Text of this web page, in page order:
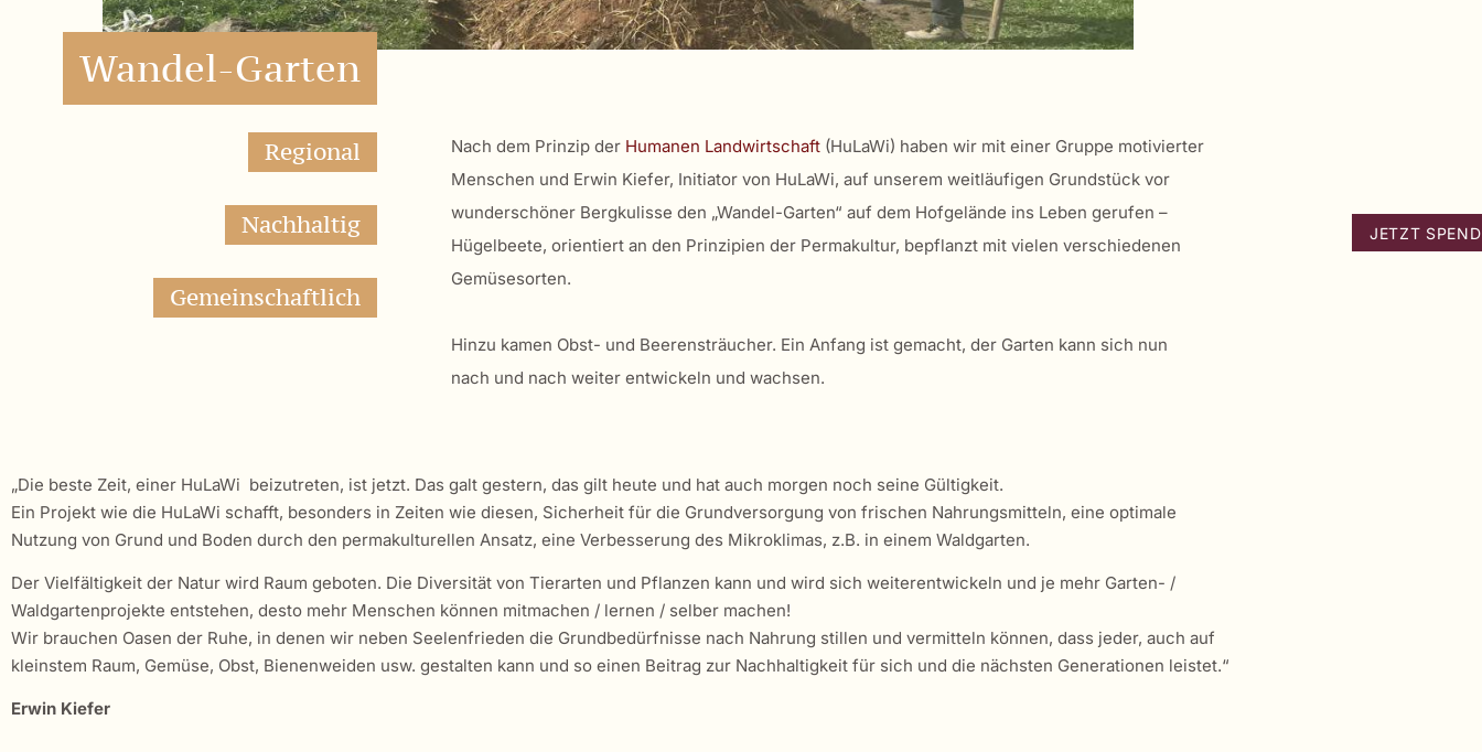
JETZT
Wandel-Garten
Regional
Nachhaltig
Gemeinschaftlich
Nach dem Prinzip der Humanen Landwirtschaft(HuLaWi) haben wir mit einer Gruppe motivierter
Menschen und Erwin Kiefer, Initiator von HuLaWi, auf unserem weitläufigen Grundstück vor
wunderschöner Bergkulisse den „Wandel-Garten“ auf dem Hofgelände ins Leben gerufen –
Hügelbeete, orientiert an den Prinzipien der Permakultur, bepflanzt mit vielen verschiedenen
Gemüsesorten.
Hinzu kamen Obst- und Beerensträucher. Ein Anfang ist gemacht, der Garten kann sich nun
nach und nach weiter entwickeln und wachsen.
„Die beste Zeit, einer HuLaWi beizutreten, ist jetzt. Das galt gestern, das gilt heute und hat auch morgen noch seine Gültigkeit.
Ein Projekt wie die HuLaWi schafft, besonders in Zeiten wie diesen, Sicherheit für die Grundversorgung von frischen Nahrungsmitteln, eine optimale
Nutzung von Grund und Boden durch den permakulturellen Ansatz, eine Verbesserung des Mikroklimas, z.B. in einem Waldgarten.
Der Vielfältigkeit der Natur wird Raum geboten. Die Diversität von Tierarten und Pflanzen kann und wird sich weiterentwickeln und je mehr Garten- /
Waldgartenprojekte entstehen, desto mehr Menschen können mitmachen / lernen / selber machen!
Wir brauchen Oasen der Ruhe, in denen wir neben Seelenfrieden die Grundbedürfnisse nach Nahrung stillen und vermitteln können, dass jeder, auch auf
kleinstem Raum, Gemüse, Obst, Bienenweiden usw. gestalten kann und so einen Beitrag zur Nachhaltigkeit für sich und die nächsten Generationen leistet.“
Erwin Kiefer